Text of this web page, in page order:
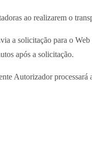
ao realizarem o
a solicitação para o
após a solicitação.
Autorizador